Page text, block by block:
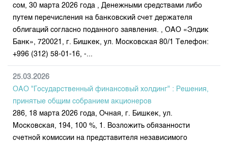
сом, 30 марта 2026 года , Денежными средствами либо
путем перечисления на банковский счет держателя
облигаций согласно поданного заявления. , ОАО «Элдик
Банк», 720021, г. Бишкек, ул. Московская 80/1 Телефон:
+996 (312) 58-01-16, -...
25.03.2026
ОАО "Государственный финансовый холдинг" : Решения,
принятые общим собранием акционеров
286, 18 марта 2026 года, Очная, г. Бишкек, ул.
Московская, 194, 100 %, 1. Возложить обязанности
счетной комиссии на представителя независимого